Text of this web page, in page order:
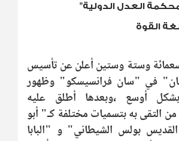
العدل الدولية"
القوة
وستة وستين أعلن عن تأسيس
في "سان فرانسيسكو" وظهور
أوسع ،وبعدها أطلق عليه
من التقى به بتسميات مختلفة كـ" أبو
بولس الشيطاني" و "البابا